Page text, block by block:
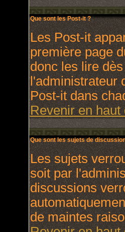
Que sont les Post-it ?
Les Post-it
première page
donc les lire
l'administrateur
Post-it dans
Revenir en haut
Que sont les sujets de
Les sujets
soit par
discussions
de maintes